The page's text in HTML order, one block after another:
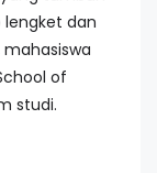
dan
of
studi.